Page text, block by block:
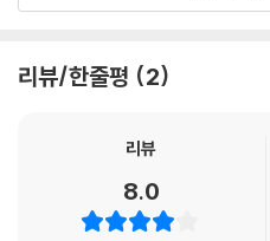
가 비례대표제의 활용을 통해 유권자
되었는지 알아보기 위해 계량적 방
구획정 절차의 불합리성, 인구평등
가져오는 선거구획정의 어려움에 대
리뷰/한줄평 2
리뷰
8.0